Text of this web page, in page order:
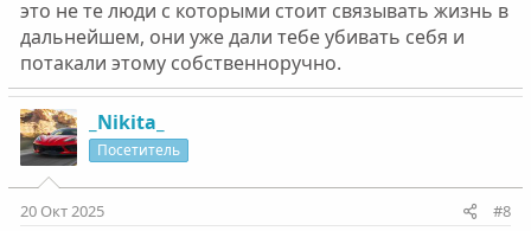
это не те люди с которыми стоит связывать жизнь в
дальнейшем, они уже дали тебе убивать себя и
потакали этому собственноручно.
_Nikita_
Посетитель
20 Окт 2025 #8